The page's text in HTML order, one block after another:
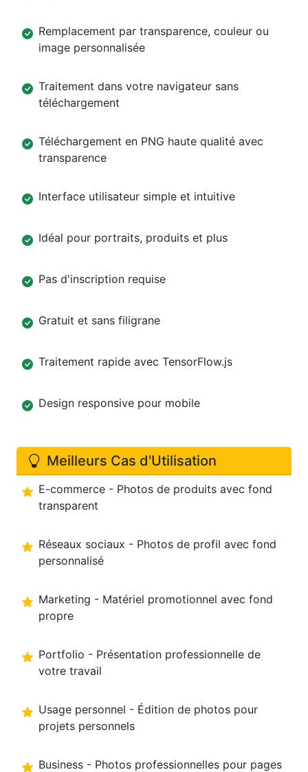
Remplacement par transparence, couleur ou
image personnalisée
Traitement dans votre navigateur sans
téléchargement
Téléchargement en PNG haute qualité avec
transparence
Interface utilisateur simple et intuitive
Idéal pour portraits, produits et plus
Pas d'inscription requise
Gratuit et sans filigrane
Traitement rapide avec TensorFlow.js
Design responsive pour mobile
Meilleurs Cas d'Utilisation
E-commerce - Photos de produits avec fond
transparent
Réseaux sociaux - Photos de profil avec fond
personnalisé
Marketing - Matériel promotionnel avec fond
propre
Portfolio - Présentation professionnelle de
votre travail
Usage personnel - Édition de photos pour
projets personnels
Business - Photos professionnelles pour pages